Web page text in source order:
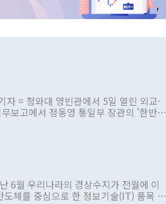
= 청와대 영빈관에서 5일 열린 외교·
보고에서 정동영 통일부 장관의 '한반도
않은 사안을 정책으로 추진하겠다고 공
'이라는 비판을 내놨다. 그동안 정 장
빚은 적은 여러 번 있지만 대통령과 유
입장을 표명한 것은 이례적이다. 정 장
6월 우리나라의 경상수지가 전월에 이
체를 중심으로 한 정보기술(IT) 품목 수